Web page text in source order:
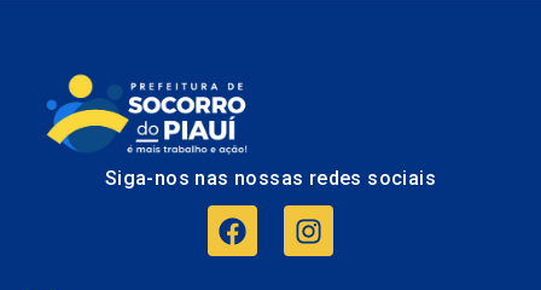
Siga-nos nas nossas redes sociais